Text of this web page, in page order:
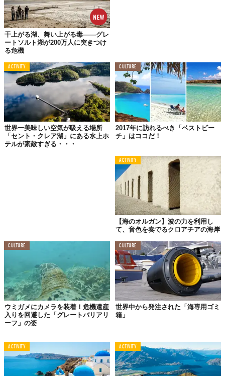
#4
ブライト・シー
#5
トロピック・アイル・ブルー
干上がる湖、舞い上がる毒——グレ
ートソルト湖が200万人に突きつけ
る危機
ACTIVITY
世界一美味しい空気が吸える場所
「セント・クレア湖」にある水上ホ
テルが素敵すぎる・・・
CULTURE
2017年に訪れるべき「ベストビー
チ」はココだ！
ACTIVITY
【海のオルガン】波の力を利用し
て、音色を奏でるクロアチアの海岸
CULTURE
ウミガメにカメラを装着！危機遺産
入りを回避した「グレートバリアリ
ーフ」の姿
CULTURE
世界中から発注された「海専用ゴミ
箱」
ACTIVITY ACTIVITY